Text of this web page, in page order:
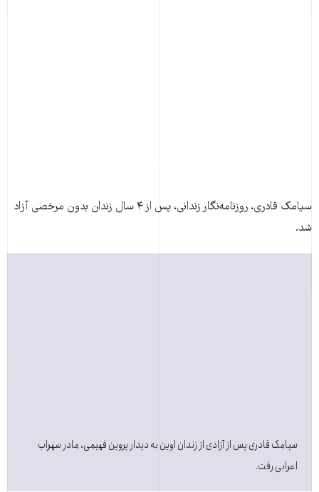
سيامک قادری، روزنامه‌نگار زندانی، پس از ۴ سال زندان بدون مرخصی آزاد
شد.
سيامک قادری پس از آزادی از زندان اوين به ديدار پروين فهيمی، مادر سهراب
اعرابی رفت.